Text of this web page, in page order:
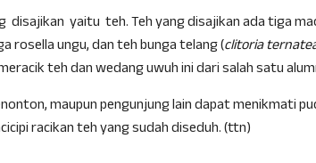
disajikan yaitu teh. Teh yang disajikan ada tiga
rosella ungu, dan teh bunga telang (clitoria
teh dan wedang uwuh ini dari salah satu
maupun pengunjung lain dapat menikmati
racikan teh yang sudah diseduh. (ttn)